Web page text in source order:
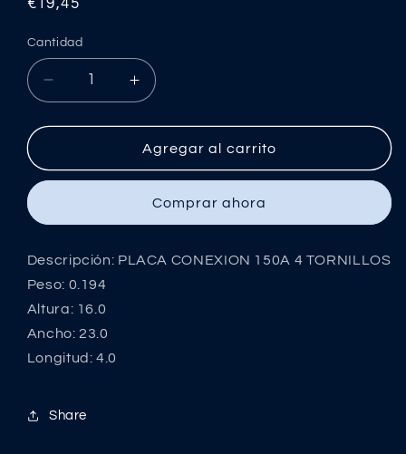
Precio
€19,45
Cantidad
Reducir
cantidad
para
CONEXION
TORNILLOS
Aumentar
cantidad
para
PLACA
CONEXION
TORNILLOS
Agregar al carrito
Comprar ahora
Descripción: PLACA CONEXION 150A 4 TORNILLOS
Peso: 0.194
Altura: 16.0
Ancho: 23.0
Longitud: 4.0
Share